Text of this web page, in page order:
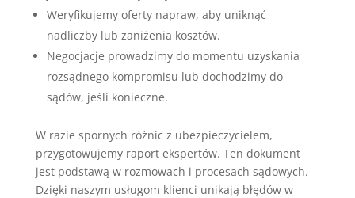
Weryfikujemy oferty napraw, aby uniknąć
nadliczby lub zaniżenia kosztów.
Negocjacje prowadzimy do momentu uzyskania
rozsądnego kompromisu lub dochodzimy do
sądów, jeśli konieczne.
W razie spornych różnic z ubezpieczycielem,
przygotowujemy raport ekspertów. Ten dokument
jest podstawą w rozmowach i procesach sądowych.
Dzięki naszym usługom klienci unikają błędów w